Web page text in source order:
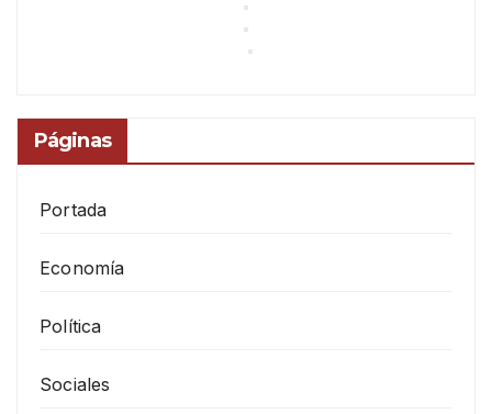
Páginas
Portada
Economía
Política
Sociales